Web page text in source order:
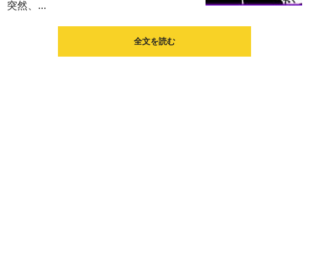
突然、...
全文を読む